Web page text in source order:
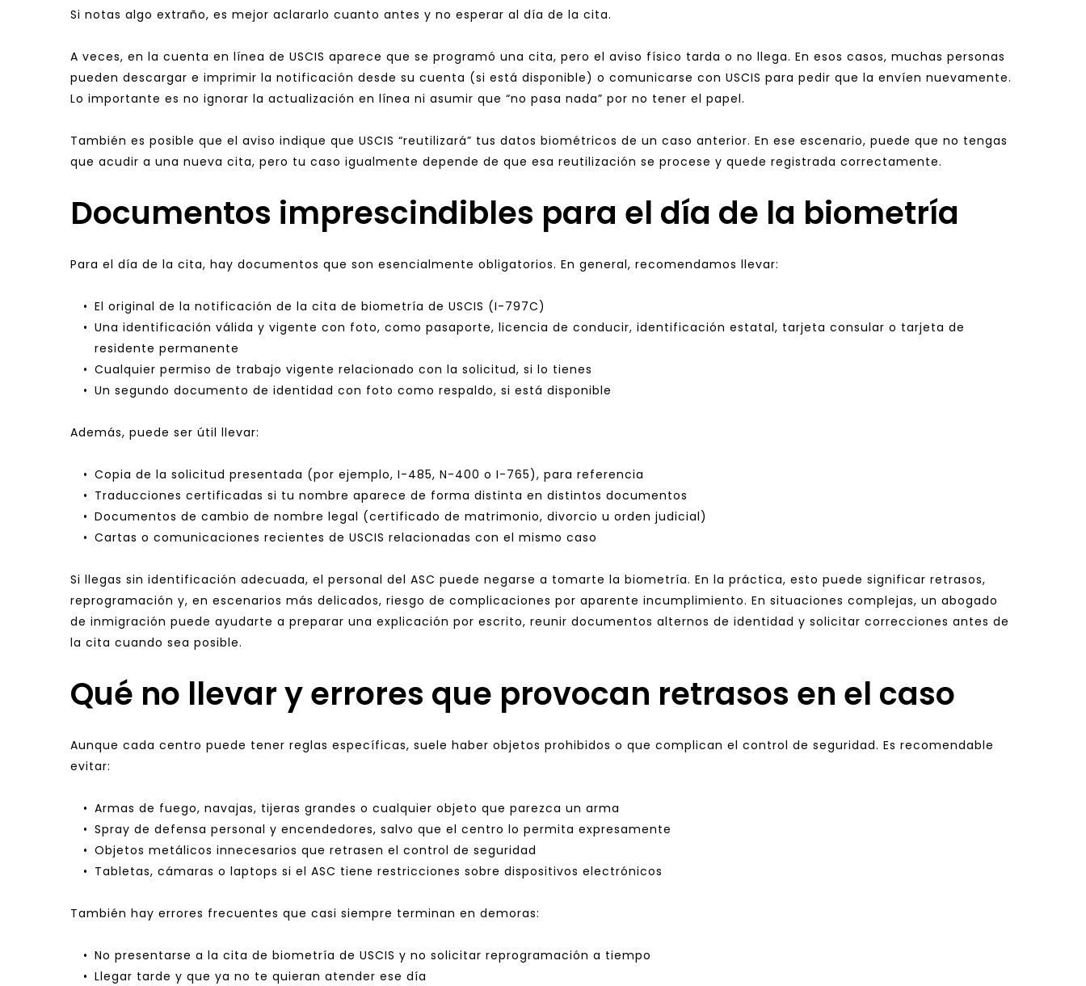
Si notas algo extraño, es mejor aclararlo cuanto antes y no esperar al día de la cita.
A veces, en la cuenta en línea de USCIS aparece que se programó una cita, pero el aviso físico tarda o no llega. En esos casos, muchas personas
pueden descargar e imprimir la notificación desde su cuenta (si está disponible) o comunicarse con USCIS para pedir que la envíen nuevamente.
Lo importante es no ignorar la actualización en línea ni asumir que “no pasa nada” por no tener el papel.
También es posible que el aviso indique que USCIS “reutilizará” tus datos biométricos de un caso anterior. En ese escenario, puede que no tengas
que acudir a una nueva cita, pero tu caso igualmente depende de que esa reutilización se procese y quede registrada correctamente.
Documentos imprescindibles para el día de la biometría
Para el día de la cita, hay documentos que son esencialmente obligatorios. En general, recomendamos llevar:
El original de la notificación de la cita de biometría de USCIS (I-797C)
Una identificación válida y vigente con foto, como pasaporte, licencia de conducir, identificación estatal, tarjeta consular o tarjeta de
residente permanente
Cualquier permiso de trabajo vigente relacionado con la solicitud, si lo tienes
Un segundo documento de identidad con foto como respaldo, si está disponible
Además, puede ser útil llevar:
Copia de la solicitud presentada (por ejemplo, I-485, N-400 o I-765), para referencia
Traducciones certificadas si tu nombre aparece de forma distinta en distintos documentos
Documentos de cambio de nombre legal (certificado de matrimonio, divorcio u orden judicial)
Cartas o comunicaciones recientes de USCIS relacionadas con el mismo caso
Si llegas sin identificación adecuada, el personal del ASC puede negarse a tomarte la biometría. En la práctica, esto puede significar retrasos,
reprogramación y, en escenarios más delicados, riesgo de complicaciones por aparente incumplimiento. En situaciones complejas, un abogado
de inmigración puede ayudarte a preparar una explicación por escrito, reunir documentos alternos de identidad y solicitar correcciones antes de
la cita cuando sea posible.
Qué no llevar y errores que provocan retrasos en el caso
Aunque cada centro puede tener reglas específicas, suele haber objetos prohibidos o que complican el control de seguridad. Es recomendable
evitar:
Armas de fuego, navajas, tijeras grandes o cualquier objeto que parezca un arma
Spray de defensa personal y encendedores, salvo que el centro lo permita expresamente
Objetos metálicos innecesarios que retrasen el control de seguridad
Tabletas, cámaras o laptops si el ASC tiene restricciones sobre dispositivos electrónicos
También hay errores frecuentes que casi siempre terminan en demoras:
No presentarse a la cita de biometría de USCIS y no solicitar reprogramación a tiempo
Llegar tarde y que ya no te quieran atender ese día